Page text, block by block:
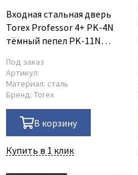
Входная стальная дверь
Torex Professor 4+ PK-4N
тёмный пепел PK-11N
Под заказ
Артикул:
Материал: сталь
Бренд: Torex
В корзину
Купить в 1 клик